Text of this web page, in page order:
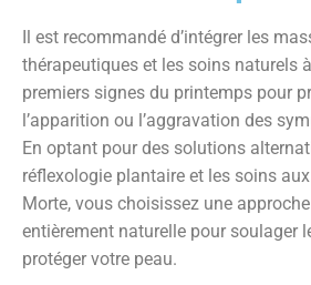
Il est recommandé d’intégrer les
thérapeutiques et les soins naturels
premiers signes du printemps pour
l’apparition ou l’aggravation des
En optant pour des solutions
réflexologie plantaire et les soins
Morte, vous choisissez une
entièrement naturelle pour soulager
protéger votre peau.